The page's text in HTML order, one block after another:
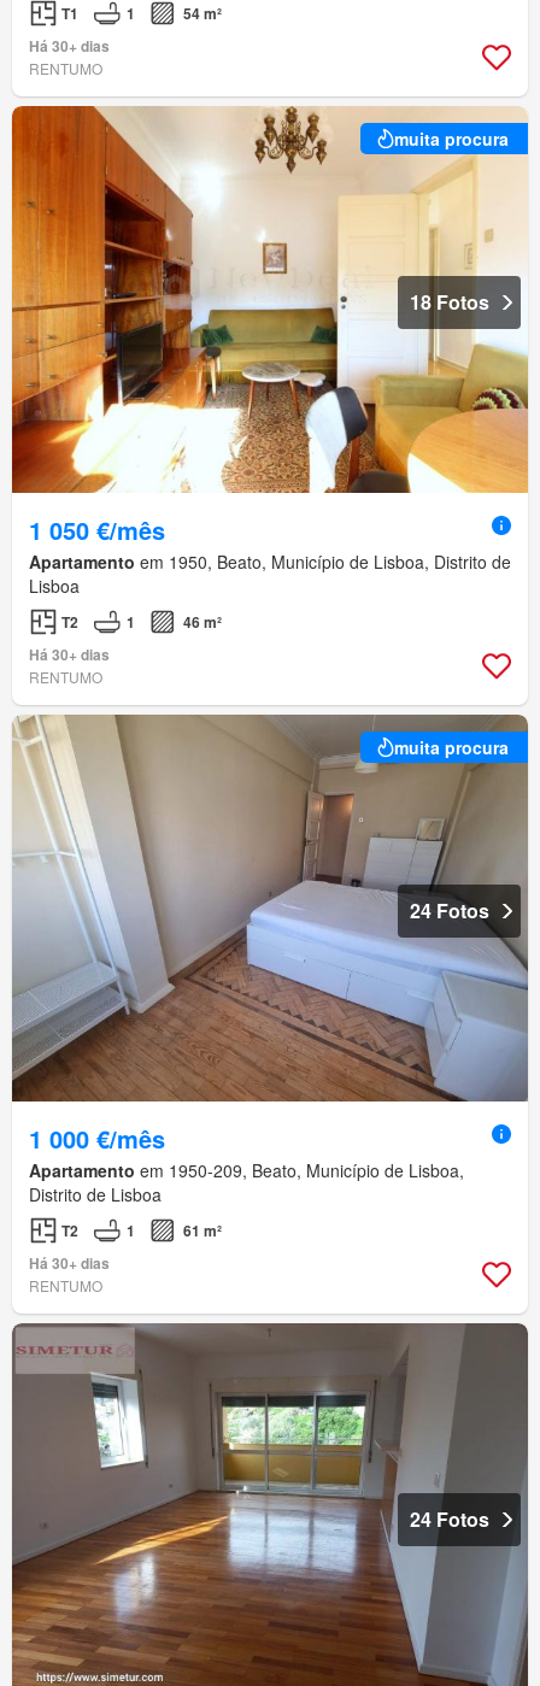
T1 1
54 m²
Há 30+ dias
RENTUMO
muita procura
18 Fotos
1 050 €/mês
Apartamento em 1950, Beato, Município de Lisboa, Distrito de
Lisboa
T2 1
46 m²
Há 30+ dias
RENTUMO
muita procura
24 Fotos
1 000 €/mês
Apartamento em 1950-209, Beato, Município de Lisboa,
Distrito de Lisboa
T2 1
61 m²
Há 30+ dias
RENTUMO
24 Fotos